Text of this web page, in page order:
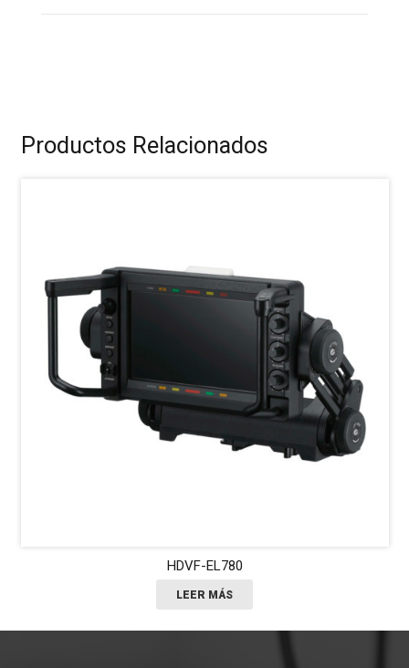
Productos Relacionados
HDVF-EL780
LEER MÁS